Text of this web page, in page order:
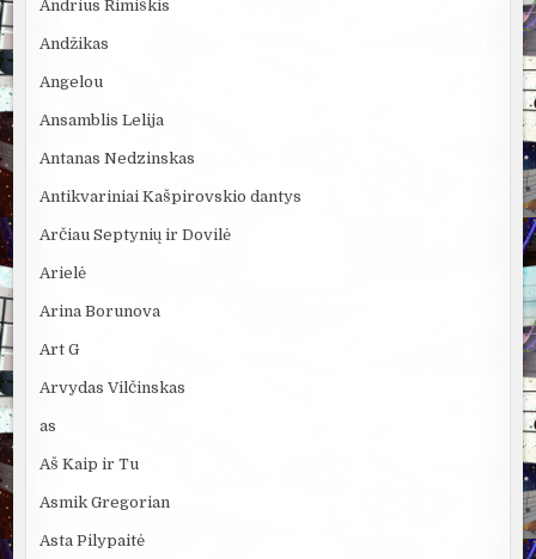
Andrius Rimiškis
Andžikas
Angelou
Ansamblis Lelija
Antanas Nedzinskas
Antikvariniai Kašpirovskio dantys
Arčiau Septynių ir Dovilė
Arielė
Arina Borunova
Art G
Arvydas Vilčinskas
as
Aš Kaip ir Tu
Asmik Gregorian
Asta Pilypaitė